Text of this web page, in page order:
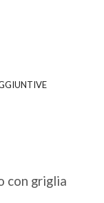
con griglia